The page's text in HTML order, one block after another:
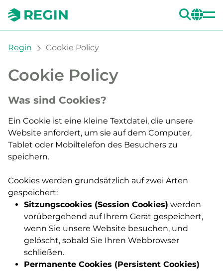
You are here:
Regin Cookie Policy
Cookie Policy
Was sind Cookies?
Ein Cookie ist eine kleine Textdatei, die unsere
Website anfordert, um sie auf dem Computer,
Tablet oder Mobiltelefon des Besuchers zu
speichern.
Cookies werden grundsätzlich auf zwei Arten
gespeichert:
Sitzungscookies (Session Cookies) werden
vorübergehend auf Ihrem Gerät gespeichert,
wenn Sie unsere Website besuchen, und
gelöscht, sobald Sie Ihren Webbrowser
schließen.
Permanente Cookies (Persistent Cookies)